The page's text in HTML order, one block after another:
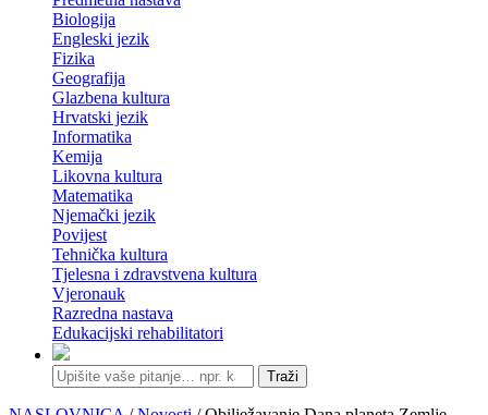
Biologija
Engleski jezik
Fizika
Geografija
Glazbena kultura
Hrvatski jezik
Informatika
Kemija
Likovna kultura
Matematika
Njemački jezik
Povijest
Tehnička kultura
Tjelesna i zdravstvena kultura
Vjeronauk
Razredna nastava
Edukacijski rehabilitatori
Traži